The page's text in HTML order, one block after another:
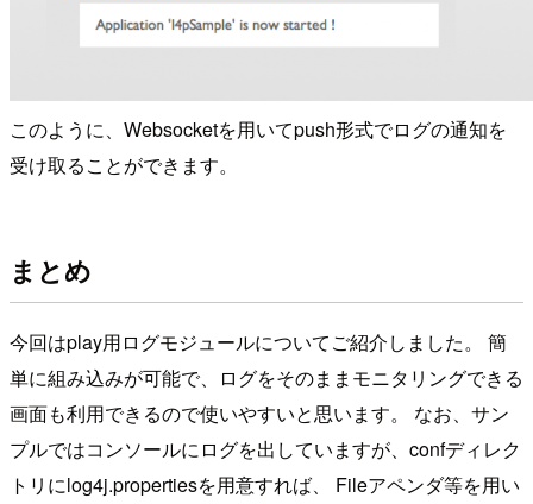
このように、Websocketを用いてpush形式でログの通知を
受け取ることができます。
まとめ
今回はplay用ログモジュールについてご紹介しました。 簡
単に組み込みが可能で、ログをそのままモニタリングできる
画面も利用できるので使いやすいと思います。 なお、サン
プルではコンソールにログを出していますが、confディレク
トリにlog4j.propertiesを用意すれば、 Fileアペンダ等を用い